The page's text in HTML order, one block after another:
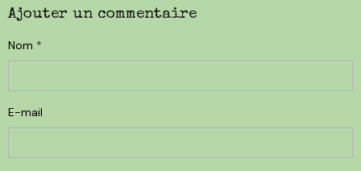
Ajouter un commentaire
Nom
E-mail